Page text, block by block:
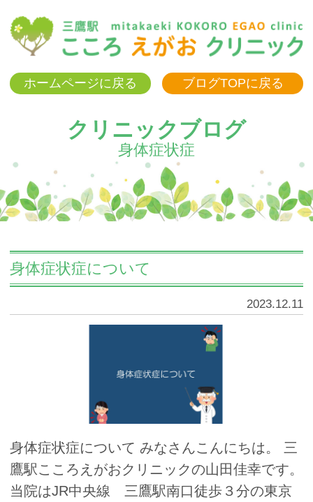
ホームページに戻る ブログTOPに戻る
クリニックブログ
身体症状症
身体症状症について
2023.12.11
身体症状症について みなさんこんにちは。 三
鷹駅こころえがおクリニックの山田佳幸です。
当院はJR中央線 三鷹駅南口徒歩３分の東京